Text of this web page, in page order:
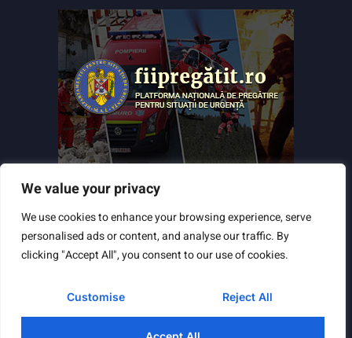
We value your privacy
We use cookies to enhance your browsing experience, serve
personalised ads or content, and analyse our traffic. By
clicking "Accept All", you consent to our use of cookies.
Customise Reject All
Powered by City Manager